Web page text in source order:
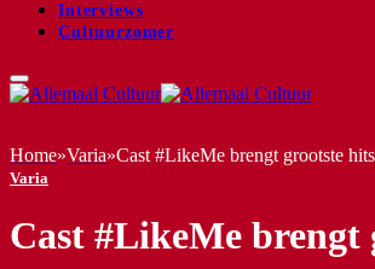
Interviews
Cultuurzomer
Home»Varia»Cast #LikeMe brengt grootste
Varia
Cast #LikeMe brengt